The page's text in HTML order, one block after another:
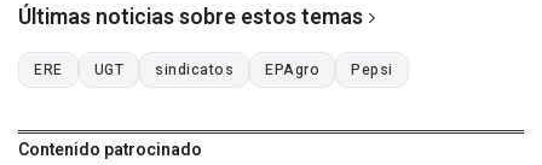
Últimas noticias sobre estos temas
ERE UGT sindicatos EPAgro Pepsi
Contenido patrocinado